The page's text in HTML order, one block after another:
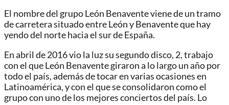
El nombre del grupo León Benavente viene de un tramo
de carretera situado entre León y Benavente que hay
yendo del norte hacia el sur de España.
En abril de 2016 vio la luz su segundo disco, 2, trabajo
con el que León Benavente giraron a lo largo un año por
todo el país, además de tocar en varias ocasiones en
Latinoamérica, y con el que se consolidaron como el
grupo con uno de los mejores conciertos del país. Lo